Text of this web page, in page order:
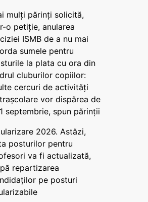
mulți părinți solicită,
o petiție, anularea
ISMB de a nu mai
sumele pentru
la plata cu ora din
cluburilor copiilor:
cercuri de activități
vor dispărea de
septembrie, spun părinții
2026. Astăzi,
posturilor pentru
va fi actualizată,
repartizarea
pe posturi